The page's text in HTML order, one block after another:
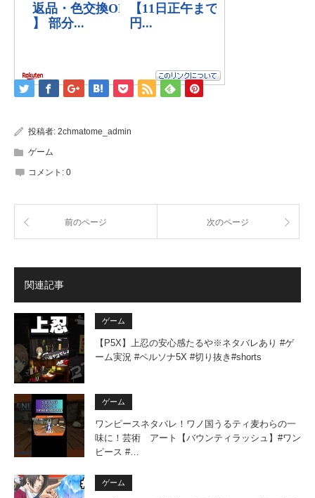
投稿者: 2chmatome_admin
ゲーム
コメント: 0
前のページ 次のページ
関連記事
ゲーム
【P5X】上忍の安心感たるや※ネタバレあり #ゲ
ーム実況 #ペルソナ5X #切り抜き#shorts
ゲーム
ワンピースネタバレ！ワノ国うるティ麦わらの一
味に！芸術 アート【バウンティラッシュ】#ワン
ピース #…
ゲーム